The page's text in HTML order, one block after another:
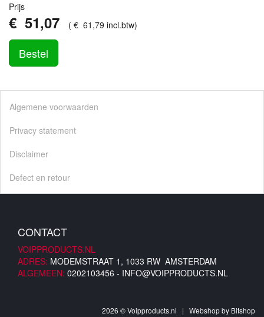
Prijs
€ 51,07 ( € 61 ,79 incl.btw)
Bestel
Algemene voorwaarden
Privacy statement
Disclaimer
Defect en retour
CONTACT
VOIPPRODUCTS.NL
ADRES: MODEMSTRAAT 1, 1033 RW AMSTERDAM
ALGEMEEN: 0202103456 - INFO@VOIPPRODUCTS.NL
2026 © Voipproducts.nl | Webshop by Bitshop